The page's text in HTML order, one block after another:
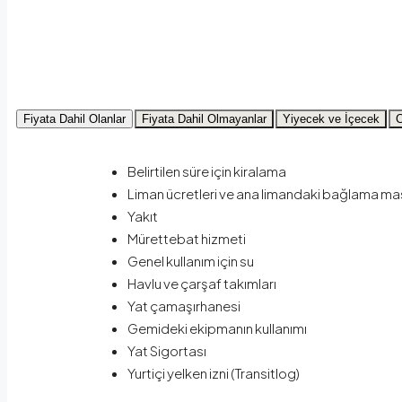
Fiyata Dahil Olanlar Fiyata Dahil Olmayanlar Yiyecek ve İçecek
Belirtilen süre için kiralama
Liman ücretleri ve ana limandaki bağlama
Yakıt
Mürettebat hizmeti
Genel kullanım için su
Havlu ve çarşaf takımları
Yat çamaşırhanesi
Gemideki ekipmanın kullanımı
Yat Sigortası
Yurtiçi yelken izni (Transitlog)